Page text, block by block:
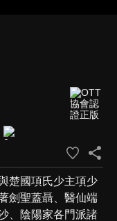
楚國項氏少主項少
劍聖蓋聶、醫仙端
、陰陽家各門派諸